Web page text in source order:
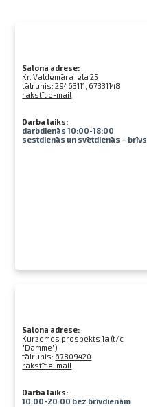
Salona adrese:
Kr. Valdemāra iela 25
tālrunis:29463111, 67331148
rakstīt e-mail
Darba laiks:
darbdienās 10:00-18:00
sestdienās un svētdienās – brīvs
Salona adrese:
Kurzemes prospekts 1a (t/c
"Damme")
tālrunis: 67809420
rakstīt e-mail
Darba laiks:
10:00-20:00 bez brīvdienām